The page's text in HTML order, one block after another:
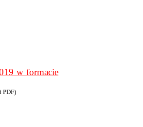
w formacie
PDF)